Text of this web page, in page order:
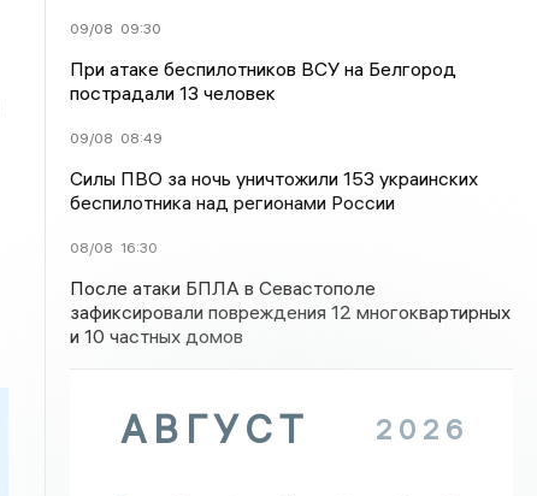
09/08 09:30
При атаке беспилотников ВСУ на Белгород
пострадали 13 человек
09/08 08:49
Силы ПВО за ночь уничтожили 153 украинских
беспилотника над регионами России
08/08 16:30
После атаки БПЛА в Севастополе
зафиксировали повреждения 12 многоквартирных
и 10 частных домов
АВГУСТ 2026